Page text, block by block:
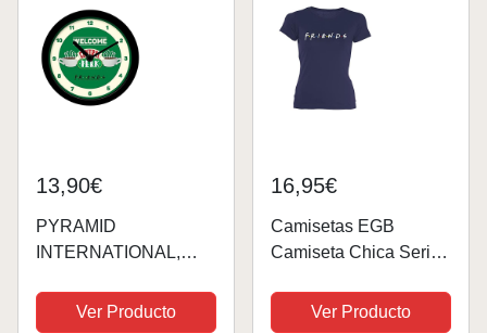
13,90€
PYRAMID
INTERNATIONAL,
Central Perk de
Ver Producto
16,95€
Camisetas EGB
Camiseta Chica Serie
´s Retro (Marino, M, m)
Ver Producto